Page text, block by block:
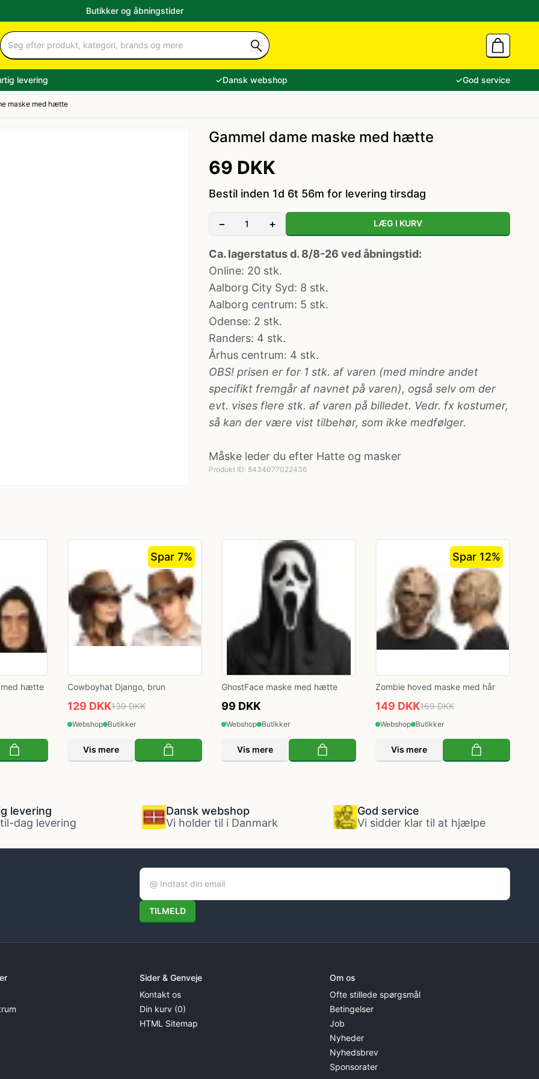
Butikker og åbningstider
levering ✓Dansk webshop ✓God service
maske med hætte
Gammel dame maske med hætte
69 DKK
Bestil inden 1d 6t 56m for levering tirsdag
− + LÆG I KURV
Ca. lagerstatus d. 8/8-26 ved åbningstid:
Online: 20 stk.
Aalborg City Syd: 8 stk.
Aalborg centrum: 5 stk.
Odense: 2 stk.
Randers: 4 stk.
Århus centrum: 4 stk.
OBS! prisen er for 1 stk. af varen (med mindre andet
specifikt fremgår af navnet på varen), også selv om der
evt. vises flere stk. af varen på billedet. Vedr. fx kostumer,
så kan der være vist tilbehør, som ikke medfølger.
Måske leder du efter Hatte og masker
Produkt ID: 8434077022436
med hætte
Spar 7%
Cowboyhat Django, brun
129 DKK139 DKK
Webshop Butikker
Vis mere
GhostFace maske med hætte
99 DKK
Webshop Butikker
Vis mere
Spar 12%
Zombie hoved maske med hår
149 DKK169 DKK
Webshop Butikker
Vis mere
levering
dag levering
Dansk webshop
Vi holder til i Danmark
God service
Vi sidder klar til at hjælpe
TILMELD
Sider & Genveje
Kontakt os
Din kurv (0)
HTML Sitemap
Om os
Ofte stillede spørgsmål
Betingelser
Job
Nyheder
Nyhedsbrev
Sponsorater